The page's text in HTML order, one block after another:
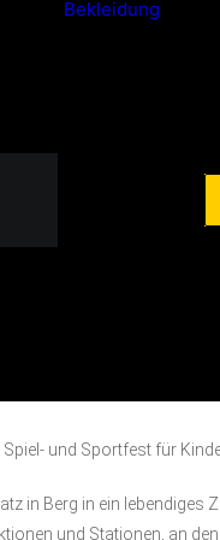
Bekleidung
13:00 - 18:00
und Sportfest für
in Berg in ein lebendiges
und Stationen, an